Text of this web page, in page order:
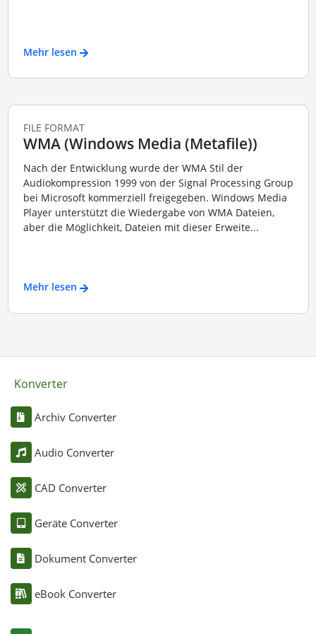
Mehr lesen
FILE FORMAT
WMA (Windows Media (Metafile))
Nach der Entwicklung wurde der WMA Stil der
Audiokompression 1999 von der Signal Processing Group
bei Microsoft kommerziell freigegeben. Windows Media
Player unterstützt die Wiedergabe von WMA Dateien,
aber die Möglichkeit, Dateien mit dieser Erweite...
Mehr lesen
Konverter
Archiv Converter
Audio Converter
CAD Converter
Geräte Converter
Dokument Converter
eBook Converter